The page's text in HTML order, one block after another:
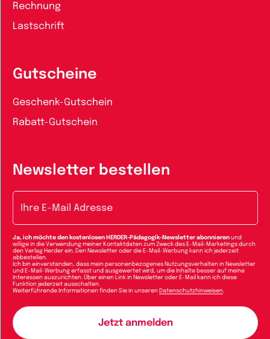
Rechnung
Lastschrift
Gutscheine
Geschenk-Gutschein
Rabatt-Gutschein
Newsletter bestellen
Ja, ich möchte den kostenlosen HERDER-Pädagogik-Newsletter abonnieren und
willige in die Verwendung meiner Kontaktdaten zum Zweck des E-Mail-Marketings durch
den Verlag Herder ein. Den Newsletter oder die E-Mail-Werbung kann ich jederzeit
abbestellen.
Ich bin einverstanden, dass mein personenbezogenes Nutzungsverhalten in Newsletter
und E-Mail-Werbung erfasst und ausgewertet wird, um die Inhalte besser auf meine
Interessen auszurichten. Über einen Link in Newsletter oder E-Mail kann ich diese
Funktion jederzeit ausschalten.
Weiterführende Informationen finden Sie in unseren Datenschutzhinweisen.